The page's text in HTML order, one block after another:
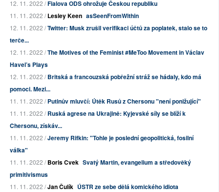
12. 11. 2022 /Fialova ODS ohrožuje Českou republiku
11. 11. 2022 /Lesley Keen asSeenFromWithin
12. 11. 2022 /Twitter: Musk zrušil verifikaci účtů za poplatek, stalo se to
terče...
12. 11. 2022 /The Motives of the Feminist #MeToo Movement in Václav
Havel’s Plays
12. 11. 2022 /Britská a francouzská pobřežní stráž se hádaly, kdo má
pomoci. Mezi...
11. 11. 2022 /Putinův mluvčí: Útěk Rusů z Chersonu "není ponižující"
11. 11. 2022 /Ruská agrese na Ukrajině: Kyjevské síly se blíží k
Chersonu, získáv...
11. 11. 2022 /Jeremy Rifkin: "Tohle je poslední geopolitická, fosilní
válka"
11. 11. 2022 /Boris Cvek Svatý Martin, evangelium a středověký
primitivismus
11. 11. 2022 /Jan Čulík ÚSTR ze sebe dělá komického idiota